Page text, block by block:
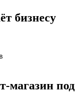
бизнесу
магазин под